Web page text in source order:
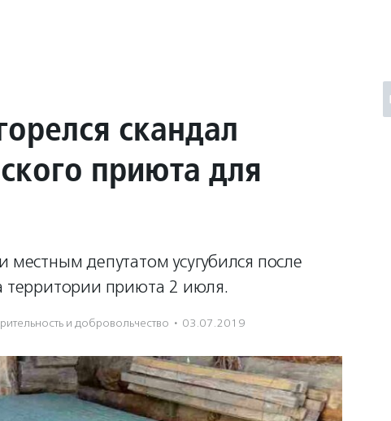
скандал
приюта для
депутатом усугубился после
территории приюта 2 июля.
и доброволь­чест­во · 03.07.2019